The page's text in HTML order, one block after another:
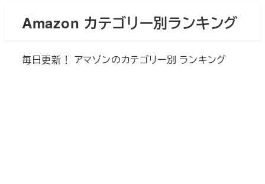
Amazon カテゴリー別ランキング
毎日更新！ アマゾンのカテゴリー別 ランキング